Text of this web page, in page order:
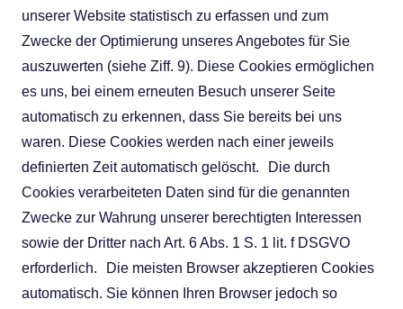
unserer Website statistisch zu erfassen und zum
Zwecke der Optimierung unseres Angebotes für Sie
auszuwerten (siehe Ziff. 9). Diese Cookies ermöglichen
es uns, bei einem erneuten Besuch unserer Seite
automatisch zu erkennen, dass Sie bereits bei uns
waren. Diese Cookies werden nach einer jeweils
definierten Zeit automatisch gelöscht. Die durch
Cookies verarbeiteten Daten sind für die genannten
Zwecke zur Wahrung unserer berechtigten Interessen
sowie der Dritter nach Art. 6 Abs. 1 S. 1 lit. f DSGVO
erforderlich. Die meisten Browser akzeptieren Cookies
automatisch. Sie können Ihren Browser jedoch so